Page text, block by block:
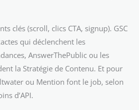
clés (scroll, clics CTA, signup). GSC
qui déclenchent les
AnswerThePublic ou les
la Stratégie de Contenu. Et pour
ou Mention font le job, selon
d’API.